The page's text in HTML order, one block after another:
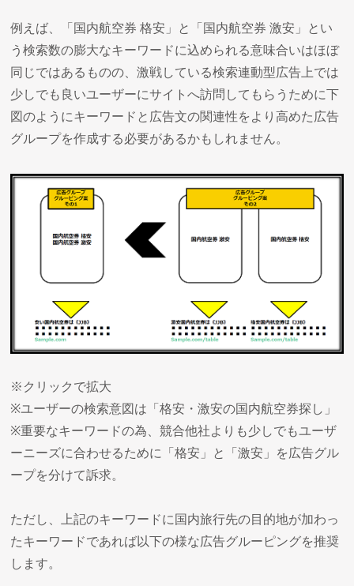
例えば、「国内航空券 格安」と「国内航空券 激安」とい
う検索数の膨大なキーワードに込められる意味合いはほぼ
同じではあるものの、激戦している検索連動型広告上では
少しでも良いユーザーにサイトへ訪問してもらうために下
図のようにキーワードと広告文の関連性をより高めた広告
グループを作成する必要があるかもしれません。
※クリックで拡大
※ユーザーの検索意図は「格安・激安の国内航空券探し」
※重要なキーワードの為、競合他社よりも少しでもユーザ
ーニーズに合わせるために「格安」と「激安」を広告グル
ープを分けて訴求。
ただし、上記のキーワードに国内旅行先の目的地が加わっ
たキーワードであれば以下の様な広告グルーピングを推奨
します。